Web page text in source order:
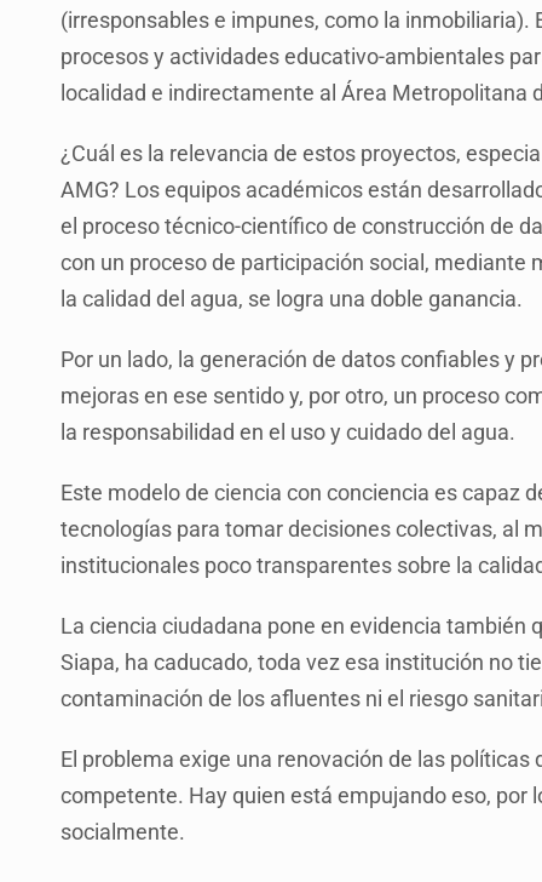
(irresponsables e impunes, como la
procesos y actividades educativo-ambientales
localidad e indirectamente al Área Metropolitana
¿Cuál es la relevancia de estos proyectos,
AMG? Los equipos académicos están
el proceso técnico-científico de construcción de
con un proceso de participación social,
la calidad del agua, se logra una doble ganancia.
Por un lado, la generación de datos confiables y
mejoras en ese sentido y, por otro, un proceso
la responsabilidad en el uso y cuidado del agua.
Este modelo de ciencia con conciencia es capaz
tecnologías para tomar decisiones colectivas, al
institucionales poco transparentes sobre la
La ciencia ciudadana pone en evidencia también
Siapa, ha caducado, toda vez esa institución no
contaminación de los afluentes ni el riesgo
El problema exige una renovación de las
competente. Hay quien está empujando eso, por
socialmente.